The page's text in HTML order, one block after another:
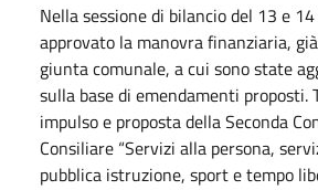
Nella sessione di bilancio del 13 e
approvato la manovra finanziaria,
giunta comunale, a cui sono state
sulla base di emendamenti proposti.
impulso e proposta della Seconda
Consiliare “Servizi alla persona,
pubblica istruzione, sport e tempo